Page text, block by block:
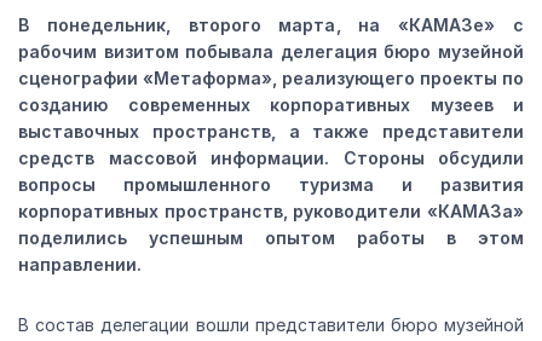
В понедельник, второго марта, на «КАМАЗе» с
рабочим визитом побывала делегация бюро музейной
сценографии «Метаформа», реализующего проекты по
созданию современных корпоративных музеев и
выставочных пространств, а также представители
средств массовой информации. Стороны обсудили
вопросы промышленного туризма и развития
корпоративных пространств, руководители «КАМАЗа»
поделились успешным опытом работы в этом
направлении.
В состав делегации вошли представители бюро музейной